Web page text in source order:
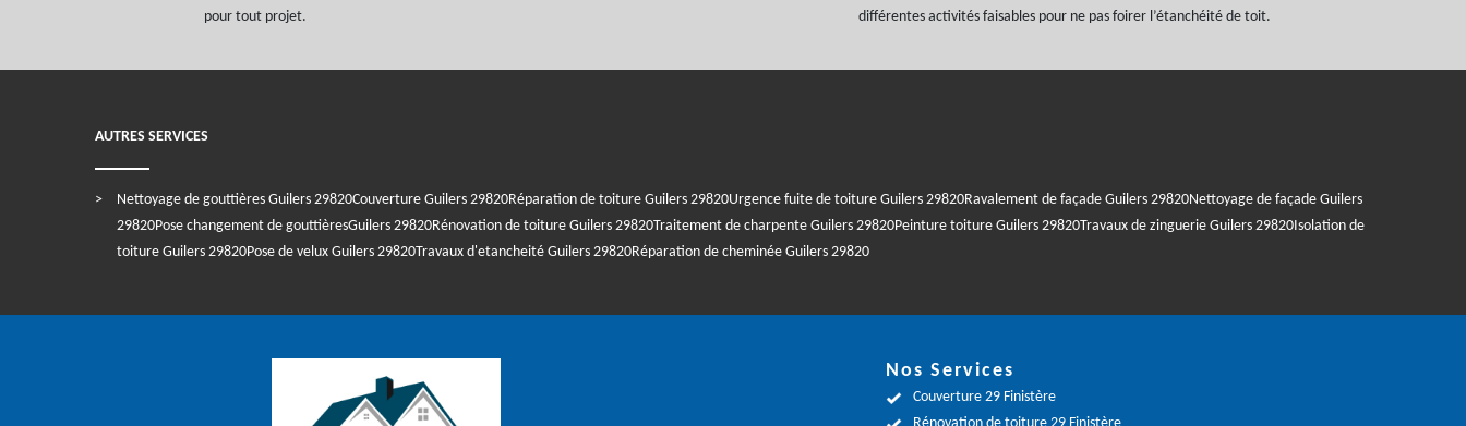
pour tout projet.
différentes activités faisables pour ne pas foirer l’étanchéité de toit.
AUTRES SERVICES
Nettoyage de gouttières Guilers 29820Couverture Guilers 29820Réparation de toiture Guilers 29820Urgence fuite de toiture Guilers 29820Ravalement de façade Guilers 29820Nettoyage de façade Guilers
29820Pose changement de gouttièresGuilers 29820Rénovation de toiture Guilers 29820Traitement de charpente Guilers 29820Peinture toiture Guilers 29820Travaux de zinguerie Guilers 29820Isolation de
toiture Guilers 29820Pose de velux Guilers 29820Travaux d'etancheité Guilers 29820Réparation de cheminée Guilers 29820
Nos Services
Couverture 29 Finistère